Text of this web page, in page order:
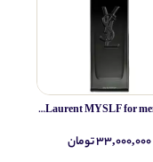
Yves Saint Laurent MYSLF for men EDP
۳۳,۰۰۰,۰۰۰ تومان